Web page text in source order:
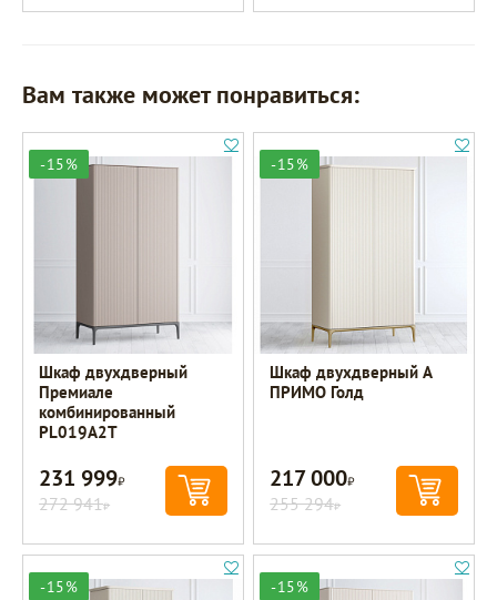
Вам также может понравиться:
-15%
Шкаф двухдверный
Премиале
комбинированный
PL019A2T
231 999Р
272 941Р
-15%
Шкаф двухдверный A
ПРИМО Голд
217 000Р
255 294Р
-15% -15%